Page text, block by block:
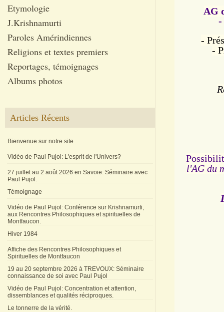
Etymologie
J.Krishnamurti
Paroles Amérindiennes
Religions et textes premiers
Reportages, témoignages
Albums photos
Articles Récents
Bienvenue sur notre site
Vidéo de Paul Pujol: L'esprit de l'Univers?
27 juillet au 2 août 2026 en Savoie: Séminaire avec
Paul Pujol.
Témoignage
Vidéo de Paul Pujol: Conférence sur Krishnamurti,
aux Rencontres Philosophiques et spirituelles de
Montfaucon.
Hiver 1984
Affiche des Rencontres Philosophiques et
Spirituelles de Montfaucon
19 au 20 septembre 2026 à TREVOUX: Séminaire
connaissance de soi avec Paul Pujol
Vidéo de Paul Pujol: Concentration et attention,
dissemblances et qualités réciproques.
Le tonnerre de la vérité.
AG
-
-
-
l'AG du